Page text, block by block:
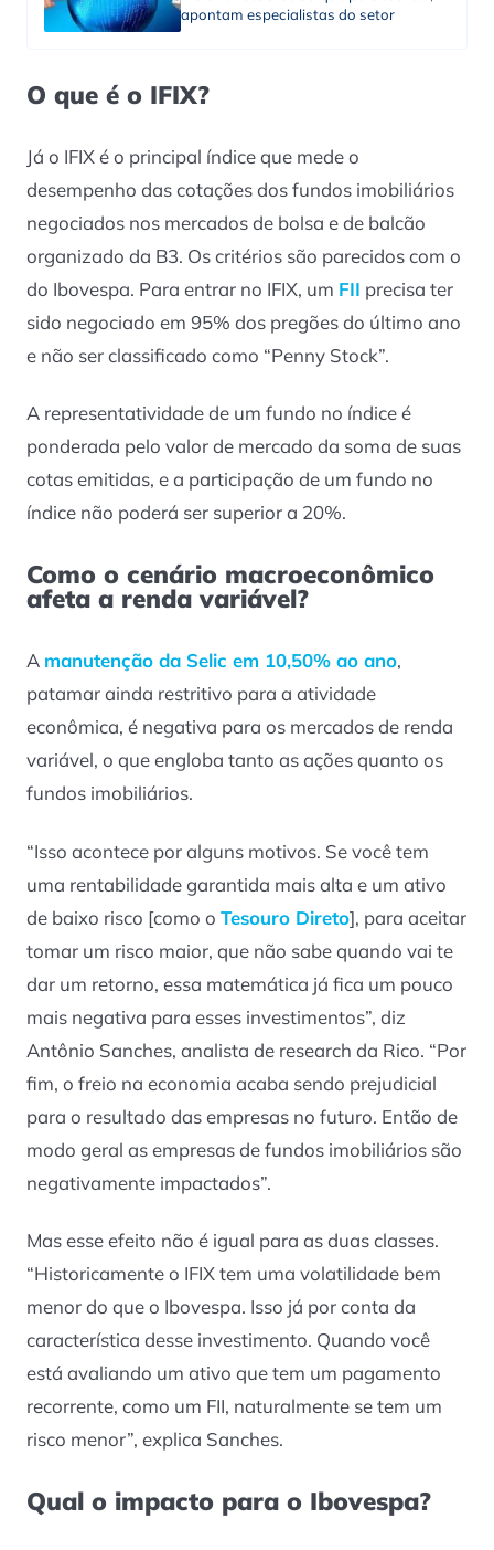
apontam especialistas do setor
O que é o IFIX?
Já o IFIX é o principal índice que mede o
desempenho das cotações dos fundos imobiliários
negociados nos mercados de bolsa e de balcão
organizado da B3. Os critérios são parecidos com o
do Ibovespa. Para entrar no IFIX, um FII precisa ter
sido negociado em 95% dos pregões do último ano
e não ser classificado como “Penny Stock”.
A representatividade de um fundo no índice é
ponderada pelo valor de mercado da soma de suas
cotas emitidas, e a participação de um fundo no
índice não poderá ser superior a 20%.
Como o cenário macroeconômico
afeta a renda variável?
A manutenção da Selic em 10,50% ao ano,
patamar ainda restritivo para a atividade
econômica, é negativa para os mercados de renda
variável, o que engloba tanto as ações quanto os
fundos imobiliários.
“Isso acontece por alguns motivos. Se você tem
uma rentabilidade garantida mais alta e um ativo
de baixo risco [como o Tesouro Direto], para aceitar
tomar um risco maior, que não sabe quando vai te
dar um retorno, essa matemática já fica um pouco
mais negativa para esses investimentos”, diz
Antônio Sanches, analista de research da Rico. “Por
fim, o freio na economia acaba sendo prejudicial
para o resultado das empresas no futuro. Então de
modo geral as empresas de fundos imobiliários são
negativamente impactados”.
Mas esse efeito não é igual para as duas classes.
“Historicamente o IFIX tem uma volatilidade bem
menor do que o Ibovespa. Isso já por conta da
característica desse investimento. Quando você
está avaliando um ativo que tem um pagamento
recorrente, como um FII, naturalmente se tem um
risco menor”, explica Sanches.
Qual o impacto para o Ibovespa?